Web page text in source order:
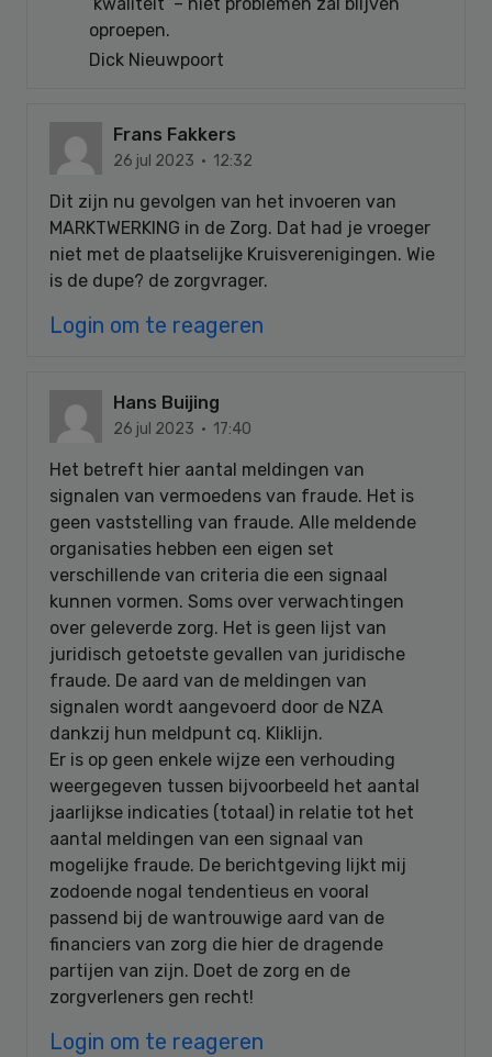
‘kwaliteit’ – niet problemen zal blijven
oproepen.
Dick Nieuwpoort
Frans Fakkers
26 jul 2023 · 12:32
Dit zijn nu gevolgen van het invoeren van
MARKTWERKING in de Zorg. Dat had je vroeger
niet met de plaatselijke Kruisverenigingen. Wie
is de dupe? de zorgvrager.
Login om te reageren
Hans Buijing
26 jul 2023 · 17:40
Het betreft hier aantal meldingen van
signalen van vermoedens van fraude. Het is
geen vaststelling van fraude. Alle meldende
organisaties hebben een eigen set
verschillende van criteria die een signaal
kunnen vormen. Soms over verwachtingen
over geleverde zorg. Het is geen lijst van
juridisch getoetste gevallen van juridische
fraude. De aard van de meldingen van
signalen wordt aangevoerd door de NZA
dankzij hun meldpunt cq. Kliklijn.
Er is op geen enkele wijze een verhouding
weergegeven tussen bijvoorbeeld het aantal
jaarlijkse indicaties (totaal) in relatie tot het
aantal meldingen van een signaal van
mogelijke fraude. De berichtgeving lijkt mij
zodoende nogal tendentieus en vooral
passend bij de wantrouwige aard van de
financiers van zorg die hier de dragende
partijen van zijn. Doet de zorg en de
zorgverleners gen recht!
Login om te reageren